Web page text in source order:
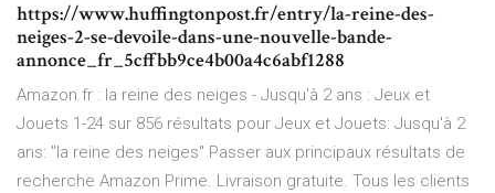
https://www.huffingtonpost.fr/entry/la-reine-des-
neiges-2-se-devoile-dans-une-nouvelle-bande-
annonce_fr_5cffbb9ce4b00a4c6abf1288
Amazon.fr : la reine des neiges - Jusqu'à 2 ans : Jeux et
Jouets 1-24 sur 856 résultats pour Jeux et Jouets: Jusqu'à 2
ans: "la reine des neiges" Passer aux principaux résultats de
recherche Amazon Prime. Livraison gratuite. Tous les clients